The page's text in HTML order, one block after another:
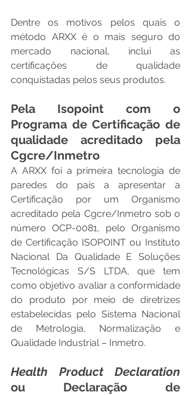
Dentre os motivos pelos quais o
método ARXX é o mais seguro do
mercado nacional, inclui as
certificações de qualidade
conquistadas pelos seus produtos.
Pela Isopoint com o
Programa de Certificação de
qualidade acreditado pela
Cgcre/Inmetro
A ARXX foi a primeira tecnologia de
paredes do país a apresentar a
Certificação por um Organismo
acreditado pela Cgcre/Inmetro sob o
número OCP-0081, pelo Organismo
de Certificação ISOPOINT ou Instituto
Nacional Da Qualidade E Soluções
Tecnológicas S/S LTDA, que tem
como objetivo avaliar a conformidade
do produto por meio de diretrizes
estabelecidas pelo Sistema Nacional
de Metrologia, Normalização e
Qualidade Industrial – Inmetro.
ou Declaração de